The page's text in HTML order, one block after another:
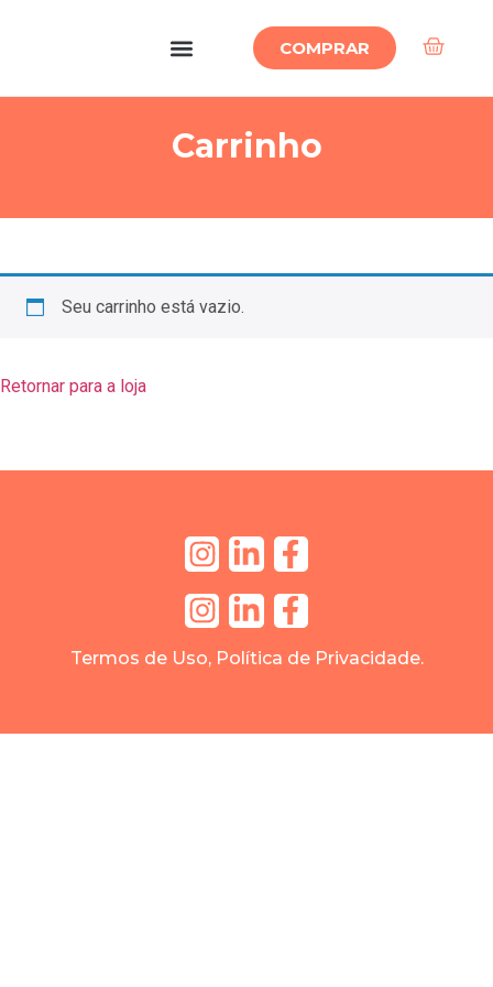
COMPRAR
Carrinho
Seu carrinho está vazio.
Retornar para a loja
Termos de Uso, Política de Privacidade.